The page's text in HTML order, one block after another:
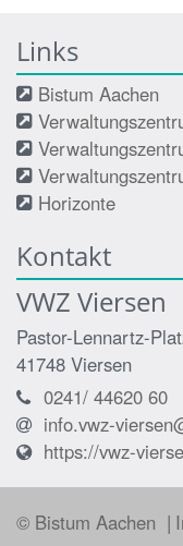
Links
Bistum Aachen
Horizonte
Kontakt
VWZ Viersen
Pastor-Lennartz-
41748 Viersen
0241/ 44620 60
info.vwz-
https://vwz-
© Bistum Aachen